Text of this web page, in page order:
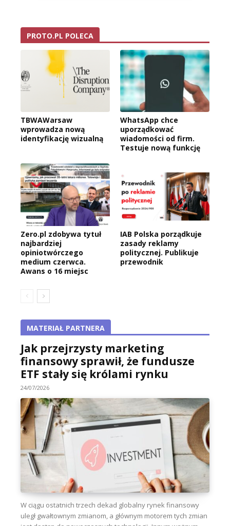
PROTO.PL POLECA
TBWAWarsaw
wprowadza nową
identyfikację wizualną
WhatsApp chce
uporządkować
wiadomości od firm.
Testuje nową funkcję
Zero.pl zdobywa tytuł
najbardziej
opiniotwórczego
medium czerwca.
Awans o 16 miejsc
IAB Polska porządkuje
zasady reklamy
politycznej. Publikuje
przewodnik
MATERIAŁ PARTNERA
Jak przejrzysty marketing
finansowy sprawił, że fundusze
ETF stały się królami rynku
24/07/2026
W ciągu ostatnich trzech dekad globalny rynek finansowy
uległ gwałtownym zmianom, a głównym motorem tych zmian